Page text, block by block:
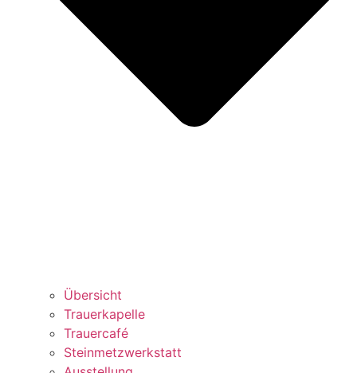
Übersicht
Trauerkapelle
Trauercafé
Steinmetzwerkstatt